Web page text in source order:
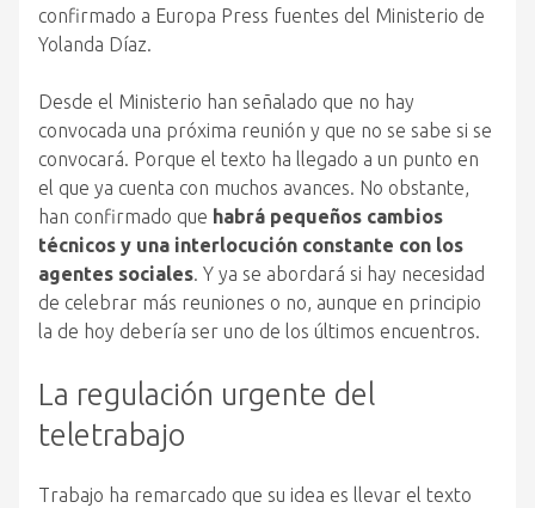
confirmado a Europa Press fuentes del Ministerio de
Yolanda Díaz.
Desde el Ministerio han señalado que no hay
convocada una próxima reunión y que no se sabe si se
convocará. Porque el texto ha llegado a un punto en
el que ya cuenta con muchos avances. No obstante,
han confirmado que habrá pequeños cambios
técnicos y una interlocución constante con los
agentes sociales. Y ya se abordará si hay necesidad
de celebrar más reuniones o no, aunque en principio
la de hoy debería ser uno de los últimos encuentros.
La regulación urgente del
teletrabajo
Trabajo ha remarcado que su idea es llevar el texto